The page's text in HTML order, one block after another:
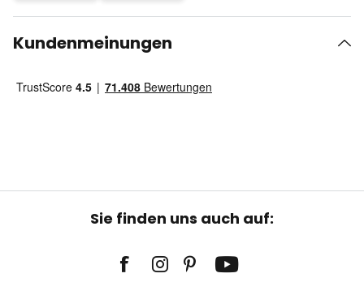
Kundenmeinungen
Sie finden uns auch auf: